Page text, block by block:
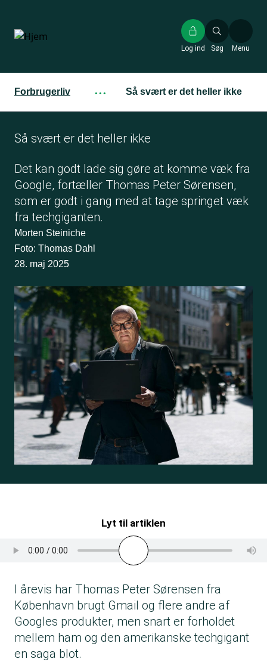
hovedindhold
Søg
Log ind Menu
Forbrugerliv ··· Så svært er det heller ikke
Så svært er det heller ikke
Det kan godt lade sig gøre at komme væk fra
Google, fortæller Thomas Peter Sørensen,
som er godt i gang med at tage springet væk
fra techgiganten.
Morten Steiniche
Foto: Thomas Dahl
28. maj 2025
Lyt til artiklen
I årevis har Thomas Peter Sørensen fra
København brugt Gmail og flere andre af
Googles produkter, men snart er forholdet
mellem ham og den amerikanske techgigant
en saga blot.